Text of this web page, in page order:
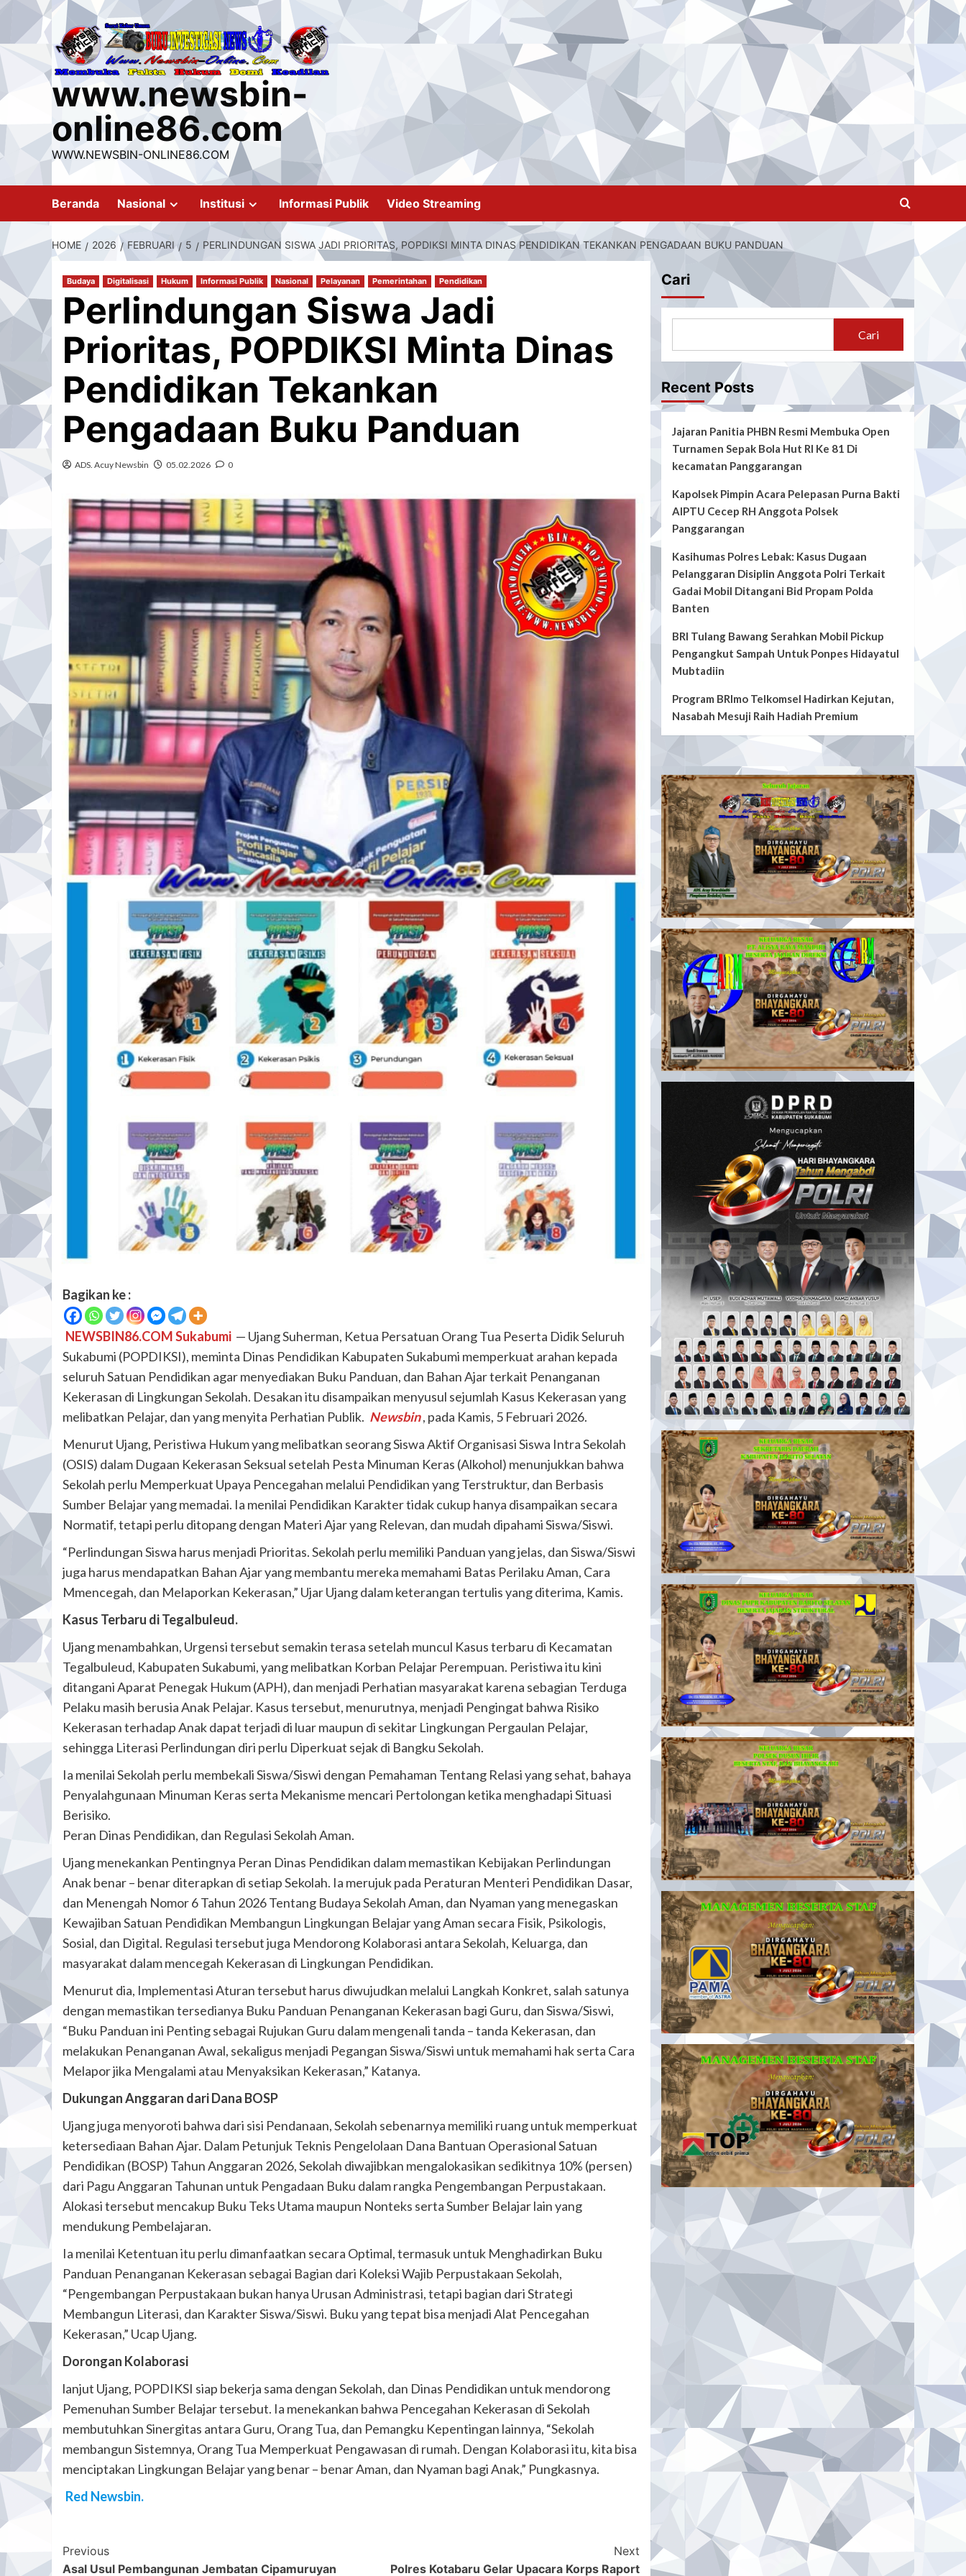
content
www.newsbin-
online86.com
WWW.NEWSBIN-ONLINE86.COM
Beranda Nasional Institusi Informasi Publik Video Streaming
HOME 2026 FEBRUARI 5 PERLINDUNGAN SISWA JADI PRIORITAS, POPDIKSI MINTA DINAS PENDIDIKAN TEKANKAN PENGADAAN BUKU PANDUAN
Budaya Digitalisasi Hukum Informasi Publik Nasional Pelayanan Pemerintahan Pendidikan
Perlindungan Siswa Jadi
Prioritas, POPDIKSI Minta Dinas
Pendidikan Tekankan
Pengadaan Buku Panduan
ADS. Acuy Newsbin 05.02.2026 0
Bagikan ke :
NEWSBIN86.COM Sukabumi — Ujang Suherman, Ketua Persatuan Orang Tua Peserta Didik Seluruh
Sukabumi (POPDIKSI), meminta Dinas Pendidikan Kabupaten Sukabumi memperkuat arahan kepada
seluruh Satuan Pendidikan agar menyediakan Buku Panduan, dan Bahan Ajar terkait Penanganan
Kekerasan di Lingkungan Sekolah. Desakan itu disampaikan menyusul sejumlah Kasus Kekerasan yang
melibatkan Pelajar, dan yang menyita Perhatian Publik. Newsbin , pada Kamis, 5 Februari 2026.
Menurut Ujang, Peristiwa Hukum yang melibatkan seorang Siswa Aktif Organisasi Siswa Intra Sekolah
(OSIS) dalam Dugaan Kekerasan Seksual setelah Pesta Minuman Keras (Alkohol) menunjukkan bahwa
Sekolah perlu Memperkuat Upaya Pencegahan melalui Pendidikan yang Terstruktur, dan Berbasis
Sumber Belajar yang memadai. Ia menilai Pendidikan Karakter tidak cukup hanya disampaikan secara
Normatif, tetapi perlu ditopang dengan Materi Ajar yang Relevan, dan mudah dipahami Siswa/Siswi.
“Perlindungan Siswa harus menjadi Prioritas. Sekolah perlu memiliki Panduan yang jelas, dan Siswa/Siswi
juga harus mendapatkan Bahan Ajar yang membantu mereka memahami Batas Perilaku Aman, Cara
Mmencegah, dan Melaporkan Kekerasan,” Ujar Ujang dalam keterangan tertulis yang diterima, Kamis.
Kasus Terbaru di Tegalbuleud.
Ujang menambahkan, Urgensi tersebut semakin terasa setelah muncul Kasus terbaru di Kecamatan
Tegalbuleud, Kabupaten Sukabumi, yang melibatkan Korban Pelajar Perempuan. Peristiwa itu kini
ditangani Aparat Penegak Hukum (APH), dan menjadi Perhatian masyarakat karena sebagian Terduga
Pelaku masih berusia Anak Pelajar. Kasus tersebut, menurutnya, menjadi Pengingat bahwa Risiko
Kekerasan terhadap Anak dapat terjadi di luar maupun di sekitar Lingkungan Pergaulan Pelajar,
sehingga Literasi Perlindungan diri perlu Diperkuat sejak di Bangku Sekolah.
Ia menilai Sekolah perlu membekali Siswa/Siswi dengan Pemahaman Tentang Relasi yang sehat, bahaya
Penyalahgunaan Minuman Keras serta Mekanisme mencari Pertolongan ketika menghadapi Situasi
Berisiko.
Peran Dinas Pendidikan, dan Regulasi Sekolah Aman.
Ujang menekankan Pentingnya Peran Dinas Pendidikan dalam memastikan Kebijakan Perlindungan
Anak benar – benar diterapkan di setiap Sekolah. Ia merujuk pada Peraturan Menteri Pendidikan Dasar,
dan Menengah Nomor 6 Tahun 2026 Tentang Budaya Sekolah Aman, dan Nyaman yang menegaskan
Kewajiban Satuan Pendidikan Membangun Lingkungan Belajar yang Aman secara Fisik, Psikologis,
Sosial, dan Digital. Regulasi tersebut juga Mendorong Kolaborasi antara Sekolah, Keluarga, dan
masyarakat dalam mencegah Kekerasan di Lingkungan Pendidikan.
Menurut dia, Implementasi Aturan tersebut harus diwujudkan melalui Langkah Konkret, salah satunya
dengan memastikan tersedianya Buku Panduan Penanganan Kekerasan bagi Guru, dan Siswa/Siswi,
“Buku Panduan ini Penting sebagai Rujukan Guru dalam mengenali tanda – tanda Kekerasan, dan
melakukan Penanganan Awal, sekaligus menjadi Pegangan Siswa/Siswi untuk memahami hak serta Cara
Melapor jika Mengalami atau Menyaksikan Kekerasan,” Katanya.
Dukungan Anggaran dari Dana BOSP
Ujang juga menyoroti bahwa dari sisi Pendanaan, Sekolah sebenarnya memiliki ruang untuk memperkuat
ketersediaan Bahan Ajar. Dalam Petunjuk Teknis Pengelolaan Dana Bantuan Operasional Satuan
Pendidikan (BOSP) Tahun Anggaran 2026, Sekolah diwajibkan mengalokasikan sedikitnya 10% (persen)
dari Pagu Anggaran Tahunan untuk Pengadaan Buku dalam rangka Pengembangan Perpustakaan.
Alokasi tersebut mencakup Buku Teks Utama maupun Nonteks serta Sumber Belajar lain yang
mendukung Pembelajaran.
Ia menilai Ketentuan itu perlu dimanfaatkan secara Optimal, termasuk untuk Menghadirkan Buku
Panduan Penanganan Kekerasan sebagai Bagian dari Koleksi Wajib Perpustakaan Sekolah,
“Pengembangan Perpustakaan bukan hanya Urusan Administrasi, tetapi bagian dari Strategi
Membangun Literasi, dan Karakter Siswa/Siswi. Buku yang tepat bisa menjadi Alat Pencegahan
Kekerasan,” Ucap Ujang.
Dorongan Kolaborasi
lanjut Ujang, POPDIKSI siap bekerja sama dengan Sekolah, dan Dinas Pendidikan untuk mendorong
Pemenuhan Sumber Belajar tersebut. Ia menekankan bahwa Pencegahan Kekerasan di Sekolah
membutuhkan Sinergitas antara Guru, Orang Tua, dan Pemangku Kepentingan lainnya, “Sekolah
membangun Sistemnya, Orang Tua Memperkuat Pengawasan di rumah. Dengan Kolaborasi itu, kita bisa
menciptakan Lingkungan Belajar yang benar – benar Aman, dan Nyaman bagi Anak,” Pungkasnya.
Red Newsbin.
Post
Previous
Asal Usul Pembangunan Jembatan Cipamuruyan
Next
Polres Kotabaru Gelar Upacara Korps Raport
Cari
Cari
Recent Posts
Jajaran Panitia PHBN Resmi Membuka Open
Turnamen Sepak Bola Hut RI Ke 81 Di
kecamatan Panggarangan
Kapolsek Pimpin Acara Pelepasan Purna Bakti
AIPTU Cecep RH Anggota Polsek
Panggarangan
Kasihumas Polres Lebak: Kasus Dugaan
Pelanggaran Disiplin Anggota Polri Terkait
Gadai Mobil Ditangani Bid Propam Polda
Banten
BRI Tulang Bawang Serahkan Mobil Pickup
Pengangkut Sampah Untuk Ponpes Hidayatul
Mubtadiin
Program BRImo Telkomsel Hadirkan Kejutan,
Nasabah Mesuji Raih Hadiah Premium